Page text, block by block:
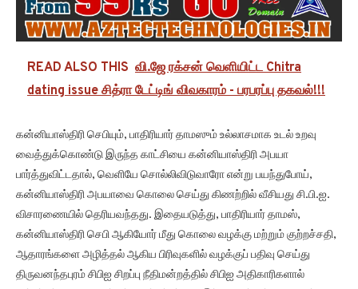
READ ALSO THIS வி.ஜே ரக்சன் வெளியிட்ட Chitra
dating issue சித்ரா டேட்டிங் விவகாரம் - பரபரப்பு தகவல்!!!
கன்னியாஸ்திரி செபியும், பாதிரியார் தாமஸும் உல்லாசமாக உடல் உறவு
வைத்துக்கொண்டு இருந்த காட்சியை கன்னியாஸ்திரி அபயா
பார்த்துவிட்டதால், வெளியே சொல்லிவிடுவாரோ என்று பயந்துபோய்,
கன்னியாஸ்திரி அபயாவை கொலை செய்து கிணற்றில் வீசியது சி.பி.ஐ.
விசாரணையில் தெரியவந்தது. இதையடுத்து, பாதிரியார் தாமஸ்,
கன்னியாஸ்திரி செபி ஆகியோர் மீது கொலை வழக்கு மற்றும் குற்றச்சதி,
ஆதாரங்களை அழித்தல் ஆகிய பிரிவுகளில் வழக்குப் பதிவு செய்து
திருவனந்தபுரம் சிபிஐ சிறப்பு நீதிமன்றத்தில் சிபிஐ அதிகாரிகளால்